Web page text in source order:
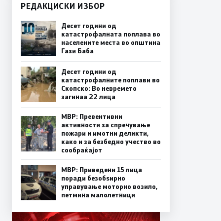
РЕДАКЦИСКИ ИЗБОР
Десет години од
катастрофалната поплава во
населените места во општина
Гази Баба
Десет години од
катастрофалните поплави во
Скопско: Во невремето
загинаа 22 лица
МВР: Превентивни
активности за спречување
пожари и имотни деликти,
како и за безбедно учество во
сообраќајот
МВР: Приведени 15 лица
поради безобѕирно
управување моторно возило,
петмина малолетници